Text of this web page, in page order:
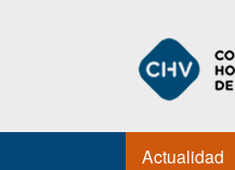
Actualidad